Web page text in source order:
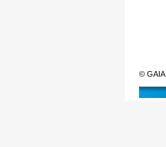
© GAIA